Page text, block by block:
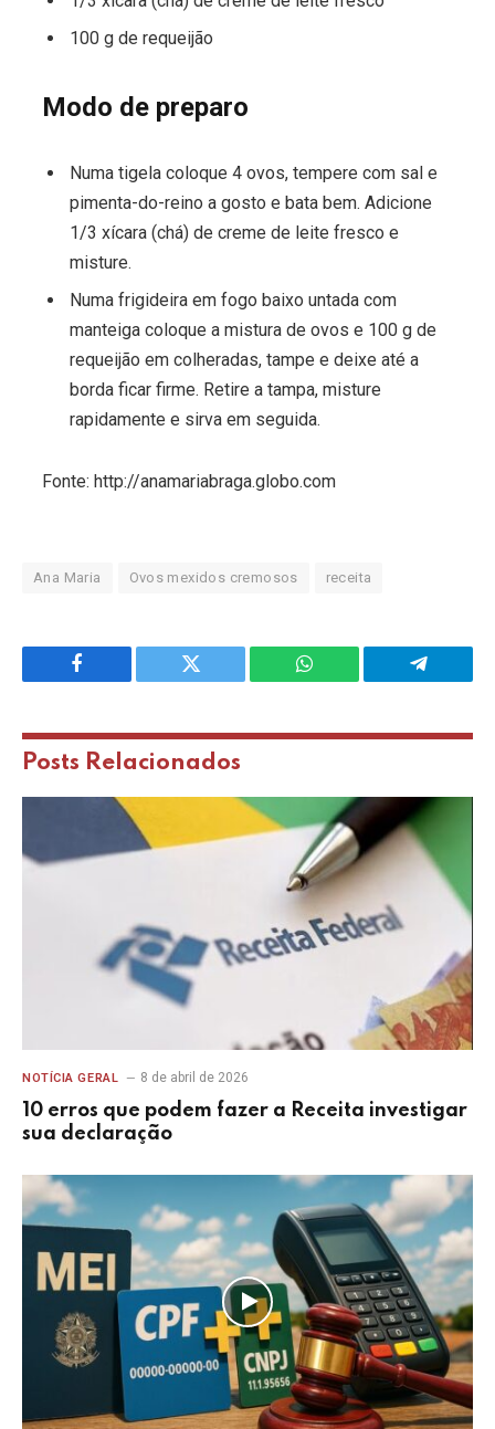
100 g de requeijão
Modo de preparo
Numa tigela coloque 4 ovos, tempere com sal e
pimenta-do-reino a gosto e bata bem. Adicione
1/3 xícara (chá) de creme de leite fresco e
misture.
Numa frigideira em fogo baixo untada com
manteiga coloque a mistura de ovos e 100 g de
requeijão em colheradas, tampe e deixe até a
borda ficar firme. Retire a tampa, misture
rapidamente e sirva em seguida.
Fonte: http://anamariabraga.globo.com
Ana Maria Ovos mexidos cremosos receita
Facebook Twitter WhatsApp Telegram
Posts Relacionados
NOTÍCIA GERAL 8 de abril de 2026
10 erros que podem fazer a Receita investigar
sua declaração